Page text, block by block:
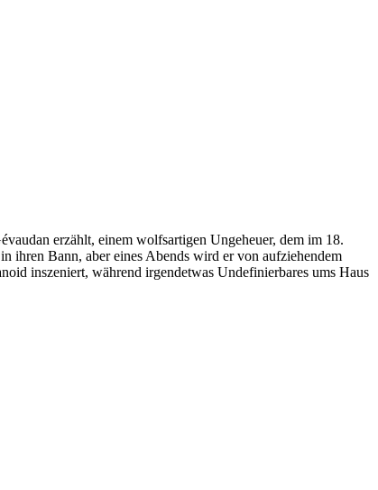
erzählt, einem wolfsartigen Ungeheuer, dem im 18.
ihren Bann, aber eines Abends wird er von aufziehendem
inszeniert, während irgendetwas Undefinierbares ums Haus